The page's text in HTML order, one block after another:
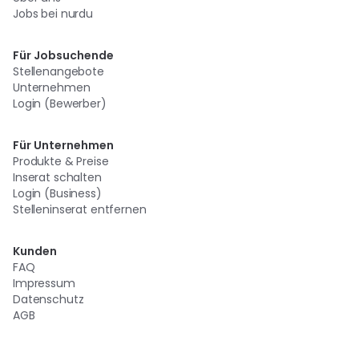
Jobs bei nurdu
Für Jobsuchende
Stellenangebote
Unternehmen
Login (Bewerber)
Für Unternehmen
Produkte & Preise
Inserat schalten
Login (Business)
Stelleninserat entfernen
Kunden
FAQ
Impressum
Datenschutz
AGB